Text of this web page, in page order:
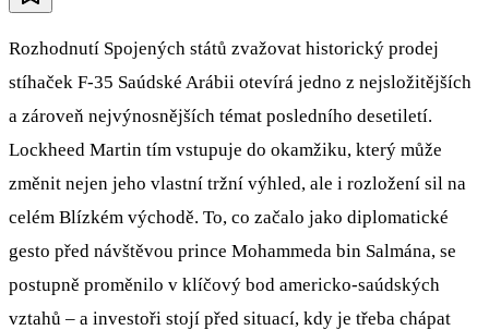
Rozhodnutí Spojených států zvažovat historický prodej
stíhaček F-35 Saúdské Arábii otevírá jedno z nejsložitějších
a zároveň nejvýnosnějších témat posledního desetiletí.
Lockheed Martin tím vstupuje do okamžiku, který může
změnit nejen jeho vlastní tržní výhled, ale i rozložení sil na
celém Blízkém východě. To, co začalo jako diplomatické
gesto před návštěvou prince Mohammeda bin Salmána, se
postupně proměnilo v klíčový bod americko-saúdských
vztahů – a investoři stojí před situací, kdy je třeba chápat